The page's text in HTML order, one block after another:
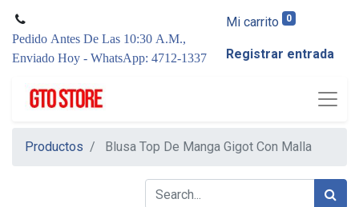
Pedido Antes De Las 10:30 A.M.,
Enviado Hoy - WhatsApp: 4712-1337
Mi carrito 0
Registrar entrada
Productos Blusa Top De Manga Gigot Con Malla